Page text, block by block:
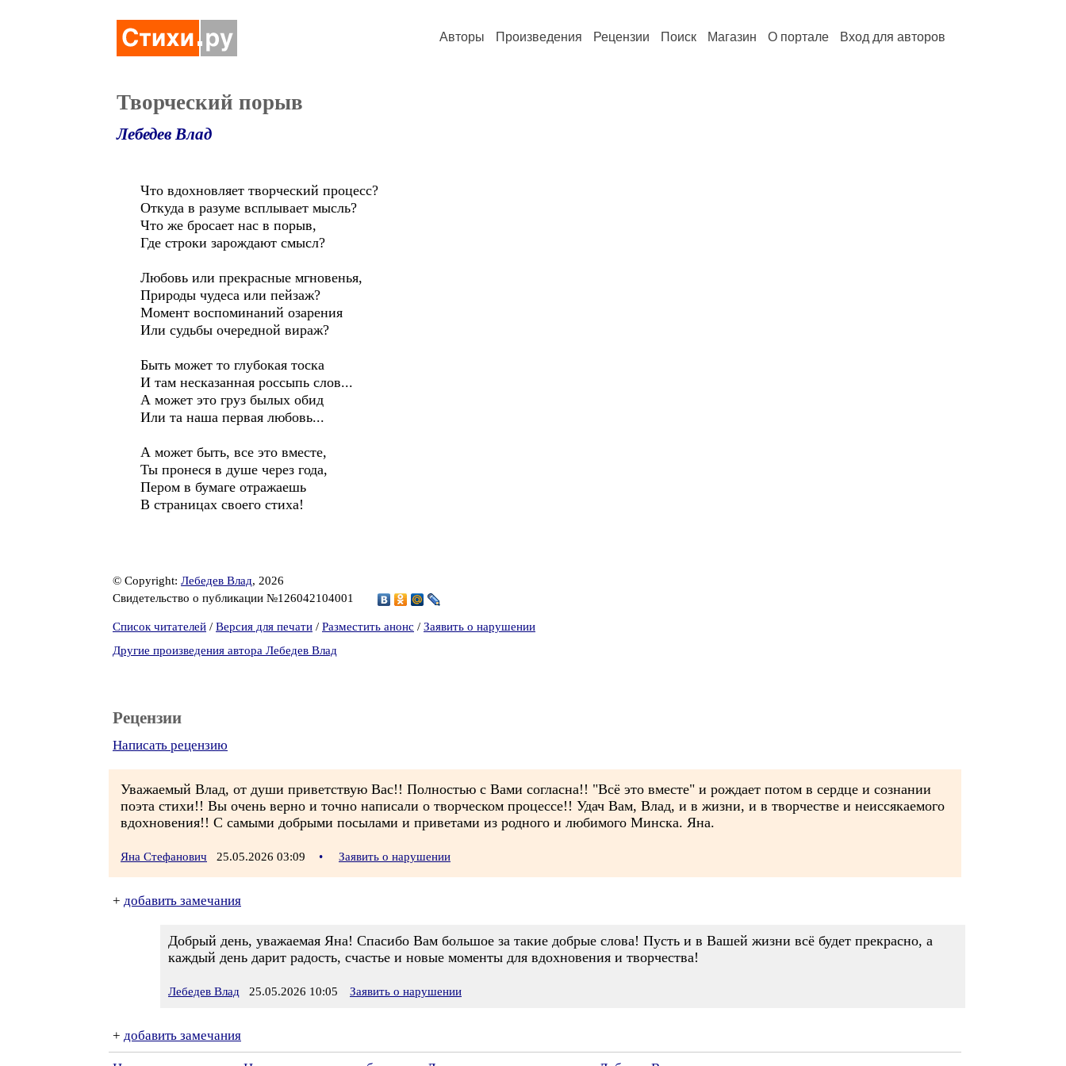
Авторы Произведения Рецензии Поиск Магазин О портале Вход для авторов
Творческий порыв
Лебедев Влад
Что вдохновляет творческий процесс?
Откуда в разуме всплывает мысль?
Что же бросает нас в порыв,
Где строки зарождают смысл?
Любовь или прекрасные мгновенья,
Природы чудеса или пейзаж?
Момент воспоминаний озарения
Или судьбы очередной вираж?
Быть может то глубокая тоска
И там несказанная россыпь слов...
А может это груз былых обид
Или та наша первая любовь...
А может быть, все это вместе,
Ты пронеся в душе через года,
Пером в бумаге отражаешь
В страницах своего стиха!
© Copyright: Лебедев Влад, 2026
Свидетельство о публикации №126042104001
Список читателей / Версия для печати / Разместить анонс / Заявить о нарушении
Другие произведения автора Лебедев Влад
Рецензии
Написать рецензию
Уважаемый Влад, от души приветствую Вас!! Полностью с Вами согласна!! "Всё это вместе" и рождает потом в сердце и сознании
поэта стихи!! Вы очень верно и точно написали о творческом процессе!! Удач Вам, Влад, и в жизни, и в творчестве и неиссякаемого
вдохновения!! С самыми добрыми посылами и приветами из родного и любимого Минска. Яна.
Яна Стефанович 25.05.2026 03:09 • Заявить о нарушении
+ добавить замечания
Добрый день, уважаемая Яна! Спасибо Вам большое за такие добрые слова! Пусть и в Вашей жизни всё будет прекрасно, а
каждый день дарит радость, счастье и новые моменты для вдохновения и творчества!
Лебедев Влад 25.05.2026 10:05 Заявить о нарушении
+ добавить замечания